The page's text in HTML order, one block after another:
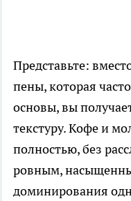
Представьте:
пены, которая
основы, вы
текстуру. Кофе и
полностью, без
ровным,
доминирования